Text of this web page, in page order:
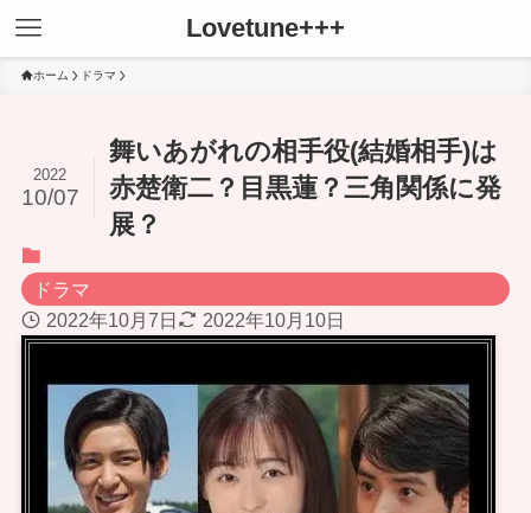
Lovetune+++
ホーム ドラマ
舞いあがれの相手役(結婚相手)は
赤楚衛二？目黒蓮？三角関係に発
展？
2022
10/07
ドラマ
2022年10月7日
2022年10月10日